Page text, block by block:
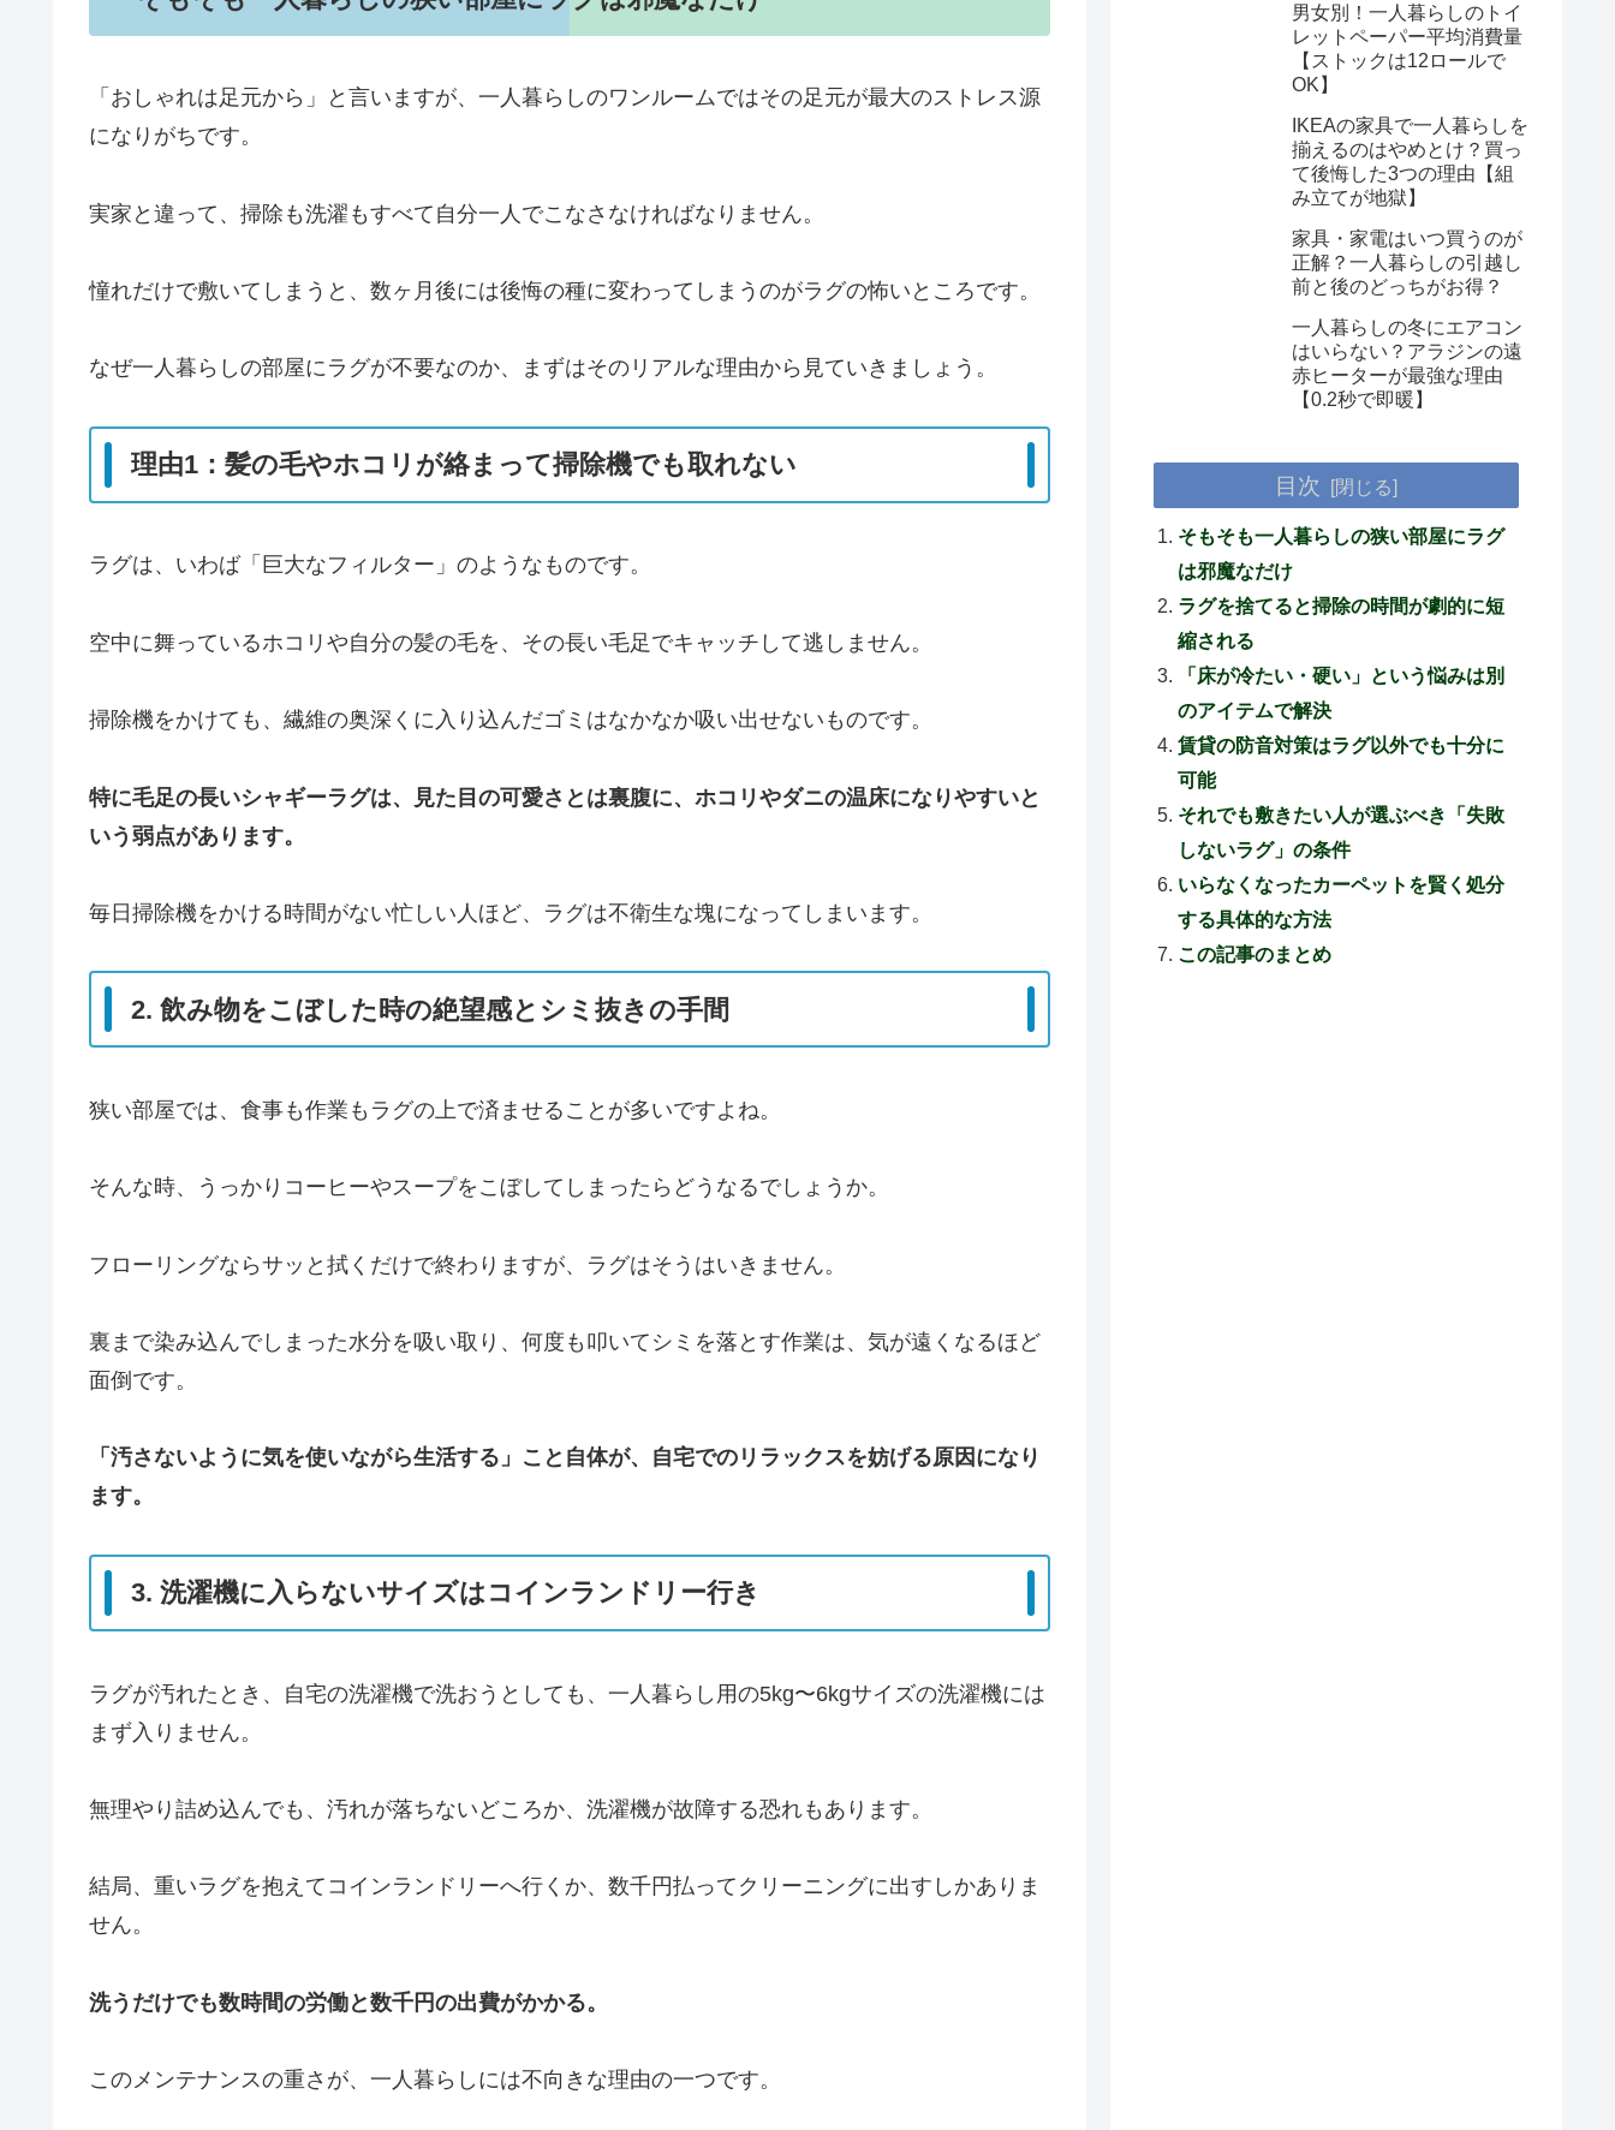
「おしゃれは足元から」と言いますが、一人暮らしのワンルームではその足元が最大のストレス源
になりがちです。
実家と違って、掃除も洗濯もすべて自分一人でこなさなければなりません。
憧れだけで敷いてしまうと、数ヶ月後には後悔の種に変わってしまうのがラグの怖いところです。
なぜ一人暮らしの部屋にラグが不要なのか、まずはそのリアルな理由から見ていきましょう。
理由1：髪の毛やホコリが絡まって掃除機でも取れない
ラグは、いわば「巨大なフィルター」のようなものです。
空中に舞っているホコリや自分の髪の毛を、その長い毛足でキャッチして逃しません。
掃除機をかけても、繊維の奥深くに入り込んだゴミはなかなか吸い出せないものです。
特に毛足の長いシャギーラグは、見た目の可愛さとは裏腹に、ホコリやダニの温床になりやすいと
いう弱点があります。
毎日掃除機をかける時間がない忙しい人ほど、ラグは不衛生な塊になってしまいます。
2. 飲み物をこぼした時の絶望感とシミ抜きの手間
狭い部屋では、食事も作業もラグの上で済ませることが多いですよね。
そんな時、うっかりコーヒーやスープをこぼしてしまったらどうなるでしょうか。
フローリングならサッと拭くだけで終わりますが、ラグはそうはいきません。
裏まで染み込んでしまった水分を吸い取り、何度も叩いてシミを落とす作業は、気が遠くなるほど
面倒です。
「汚さないように気を使いながら生活する」こと自体が、自宅でのリラックスを妨げる原因になり
ます。
3. 洗濯機に入らないサイズはコインランドリー行き
ラグが汚れたとき、自宅の洗濯機で洗おうとしても、一人暮らし用の5kg〜6kgサイズの洗濯機には
まず入りません。
無理やり詰め込んでも、汚れが落ちないどころか、洗濯機が故障する恐れもあります。
結局、重いラグを抱えてコインランドリーへ行くか、数千円払ってクリーニングに出すしかありま
せん。
洗うだけでも数時間の労働と数千円の出費がかかる。
このメンテナンスの重さが、一人暮らしには不向きな理由の一つです。
男女別！一人暮らしのトイ
レットペーパー平均消費量
【ストックは12ロールで
OK】
IKEAの家具で一人暮らしを
揃えるのはやめとけ？買っ
て後悔した3つの理由【組
み立てが地獄】
家具・家電はいつ買うのが
正解？一人暮らしの引越し
前と後のどっちがお得？
一人暮らしの冬にエアコン
はいらない？アラジンの遠
赤ヒーターが最強な理由
【0.2秒で即暖】
目次
そもそも一人暮らしの狭い部屋にラグ
は邪魔なだけ
ラグを捨てると掃除の時間が劇的に短
縮される
「床が冷たい・硬い」という悩みは別
のアイテムで解決
賃貸の防音対策はラグ以外でも十分に
可能
それでも敷きたい人が選ぶべき「失敗
しないラグ」の条件
いらなくなったカーペットを賢く処分
する具体的な方法
この記事のまとめ